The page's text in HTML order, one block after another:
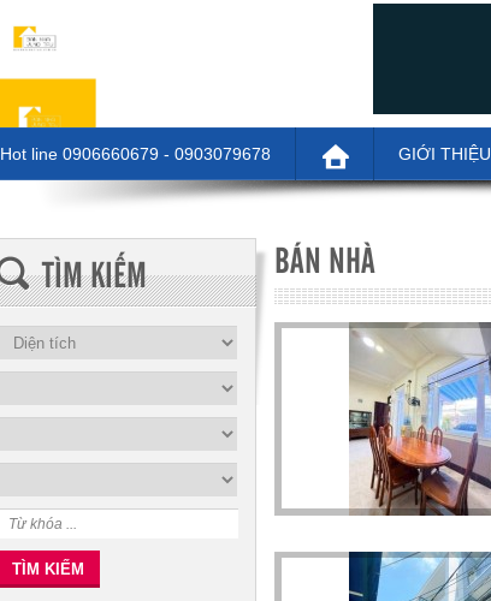
Hot line 0906660679 - 0903079678 GIỚI THIỆU
TÌM KIẾM
TÌM KIẾM
BÁN NHÀ